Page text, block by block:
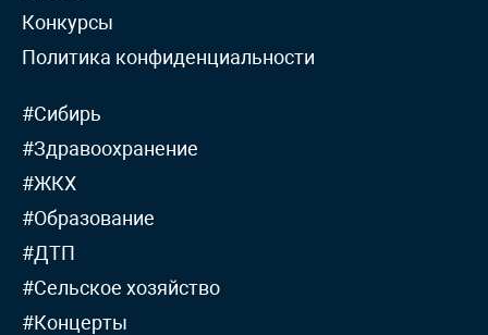
Конкурсы
Политика конфиденциальности
#Сибирь
#Здравоохранение
#ЖКХ
#Образование
#ДТП
#Сельское хозяйство
#Концерты